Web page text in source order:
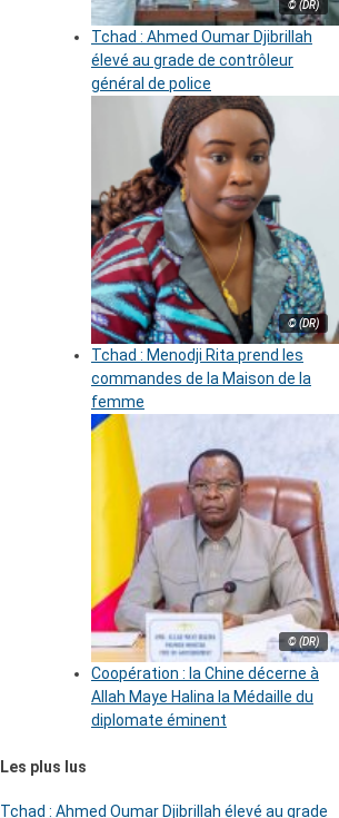
© (DR)
Tchad : Ahmed Oumar Djibrillah
élevé au grade de contrôleur
général de police
© (DR)
Tchad : Menodji Rita prend les
commandes de la Maison de la
femme
© (DR)
Coopération : la Chine décerne à
Allah Maye Halina la Médaille du
diplomate éminent
Les plus lus
Tchad : Ahmed Oumar Djibrillah élevé au grade